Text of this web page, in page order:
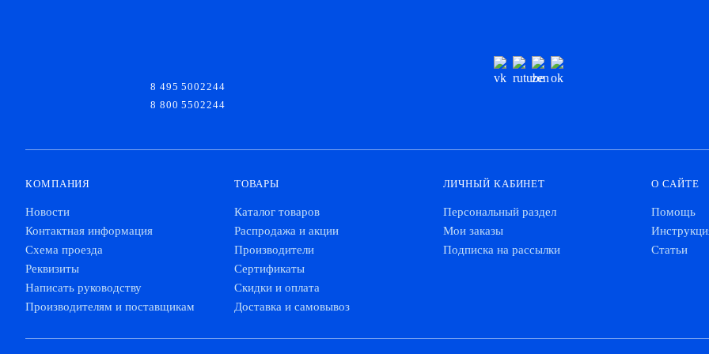
8 495 5002244
8 800 5502244
КОМПАНИЯ
Новости
Контактная информация
Схема проезда
Реквизиты
Написать руководству
Производителям и поставщикам
ТОВАРЫ
Каталог товаров
Распродажа и акции
Производители
Сертификаты
Скидки и оплата
Доставка и самовывоз
ЛИЧНЫЙ КАБИНЕТ
Персональный раздел
Мои заказы
Подписка на рассылки
О САЙТЕ
Помощь
Статьи